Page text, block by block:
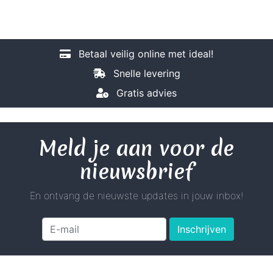
Betaal veilig online met ideal!
Snelle levering
Gratis advies
Meld je aan voor de
nieuwsbrief
En ontvang de nieuwste updates in jouw inbox!
Inschrijven